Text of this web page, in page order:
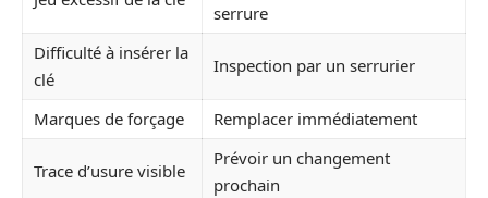
serrure
Difficulté à insérer la
clé
Inspection par un serrurier
Marques de forçage Remplacer immédiatement
Trace d’usure visible
Prévoir un changement
prochain